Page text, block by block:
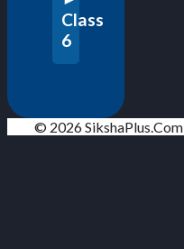
Class
6
© 2026 SikshaPlus.Com